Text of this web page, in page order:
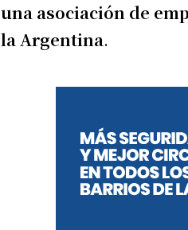
una asociación de
la Argentina.